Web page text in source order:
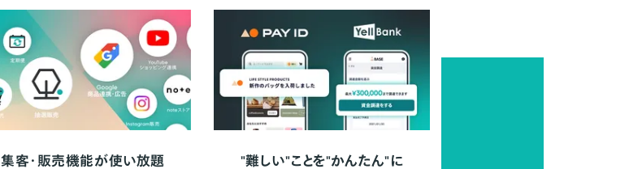
集客・販売機能が使い放題
"難しい"ことを"かんたん"に